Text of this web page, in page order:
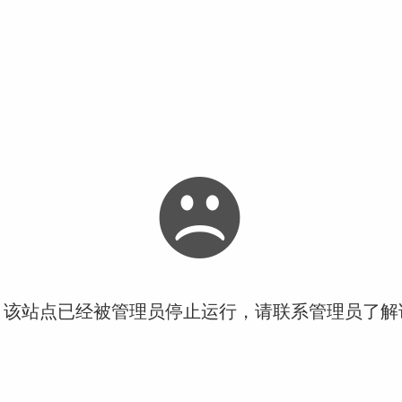
站点已经被管理员停止运行，请联系管理员了